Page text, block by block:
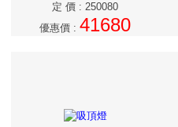
定 價 : 250080
優惠價 : 41680